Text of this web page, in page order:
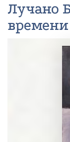
Лучано
времени